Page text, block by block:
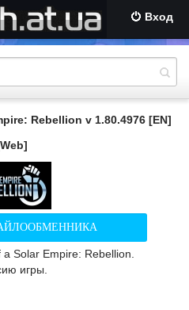
Вход
Rebellion v 1.80.4976 [EN]
Solar Empire: Rebellion.
игры.